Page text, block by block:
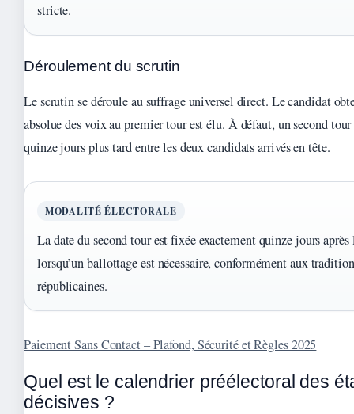
stricte.
Déroulement du scrutin
Le scrutin se déroule au suffrage universel direct. Le candidat
absolue des voix au premier tour est élu. À défaut, un second tour
quinze jours plus tard entre les deux candidats arrivés en tête.
MODALITÉ ÉLECTORALE
La date du second tour est fixée exactement quinze jours
lorsqu’un ballottage est nécessaire, conformément aux
républicaines.
Paiement Sans Contact – Plafond, Sécurité et Règles 2025
Quel est le calendrier préélectoral des
décisives ?